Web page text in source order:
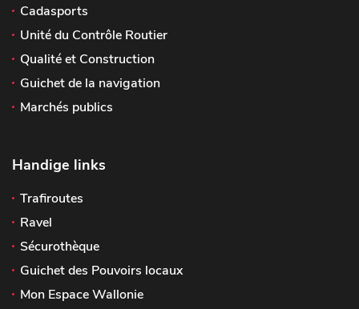
Cadasports
Unité du Contrôle Routier
Qualité et Construction
Guichet de la navigation
Marchés publics
Handige links
Trafiroutes
Ravel
Sécurothèque
Guichet des Pouvoirs locaux
Mon Espace Wallonie